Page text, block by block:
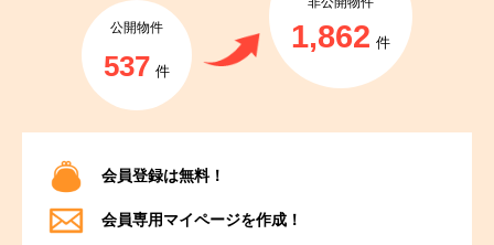
公開物件
537 件
1,862 件
会員登録は無料！
会員専用マイページを作成！